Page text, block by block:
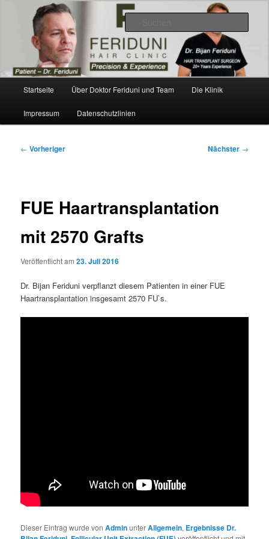
Dr. Feriduni Haartransplantation –
Blog Österreich
Videos, Ergebnisse, Bilder
Startseite Über Doktor Feriduni und Team Die Klinik
Impressum Datenschutzlinien
Beitragsnavigation
← Vorheriger Nächster →
FUE Haartransplantation
mit 2570 Grafts
Veröffentlicht am23. Juli 2016
Dr. Bijan Feriduni verpflanzt diesem Patienten in einer FUE
Haartransplantation insgesamt 2570 FU`s.
Dieser Eintrag wurde vonAdminunterAllgemein, Ergebnisse Dr.